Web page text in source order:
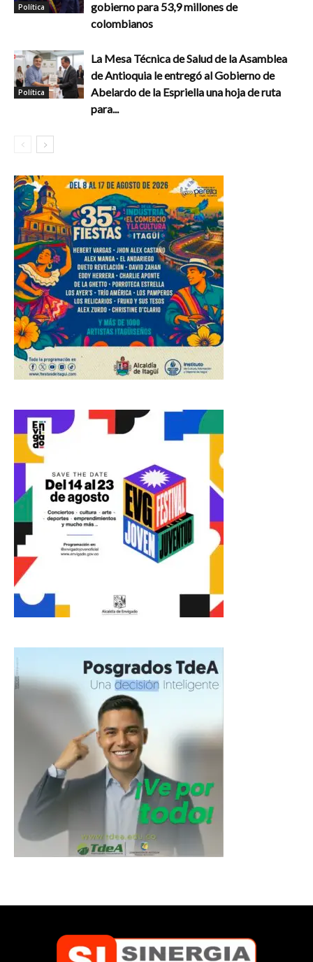
Política
gobierno para 53,9 millones de
colombianos
Política
La Mesa Técnica de Salud de la Asamblea
de Antioquia le entregó al Gobierno de
Abelardo de la Espriella una hoja de ruta
para...